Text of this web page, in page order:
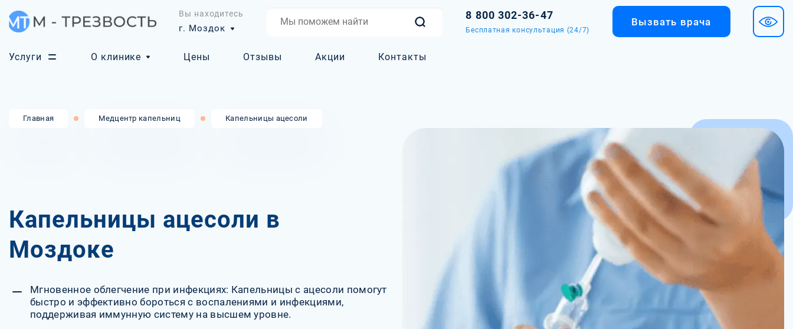
Вы находитесь
г. Моздок
8 800 302-36-47
Бесплатная консультация (24/7)
Вызвать врача
Услуги О клинике Цены Отзывы Акции Контакты
Главная Медцентр капельниц Капельницы ацесоли
Капельницы ацесоли в
Моздоке
Мгновенное облегчение при инфекциях: Капельницы с ацесоли помогут
быстро и эффективно бороться с воспалениями и инфекциями,
поддерживая иммунную систему на высшем уровне.